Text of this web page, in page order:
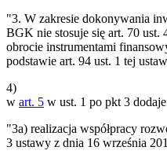
"3. W zakresie dokonywania
BGK nie stosuje się art. 70 ust.
obrocie instrumentami
podstawie art. 94 ust. 1 tej
4)
w art. 5 w ust. 1 po pkt 3
"3a) realizacja współpracy
3 ustawy z dnia 16 września